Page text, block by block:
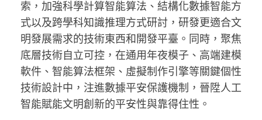
索，加強科學計算智能算法、結構化數據智能方
式以及跨學科知識推理方式研討，研發更適合文
明發展需求的技術東西和開發平臺。同時，聚焦
底層技術自立可控，在通用年夜模子、高端建模
軟件、智能算法框架、虛擬制作引擎等關鍵個性
技術設計中，注進數據平安保護機制，晉陞人工
智能賦能文明創新的平安性與靠得住性。